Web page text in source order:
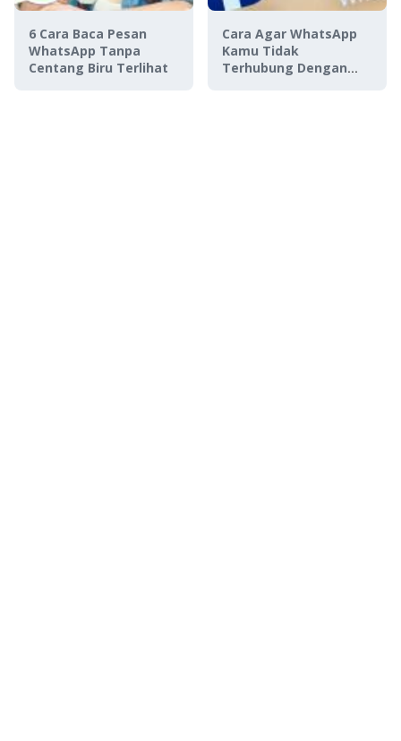
6 Cara Baca Pesan
WhatsApp Tanpa
Centang Biru Terlihat
Cara Agar WhatsApp
Kamu Tidak
Terhubung Dengan